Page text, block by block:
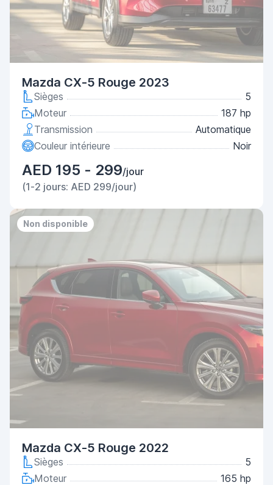
Mazda CX-5 Rouge 2023
Sièges
5
Moteur
187 hp
Transmission
Automatique
Couleur intérieure
Noir
AED 195 - 299/jour
(1-2 jours: AED 299/jour)
Non disponible
Mazda CX-5 Rouge 2022
Sièges
5
Moteur
165 hp